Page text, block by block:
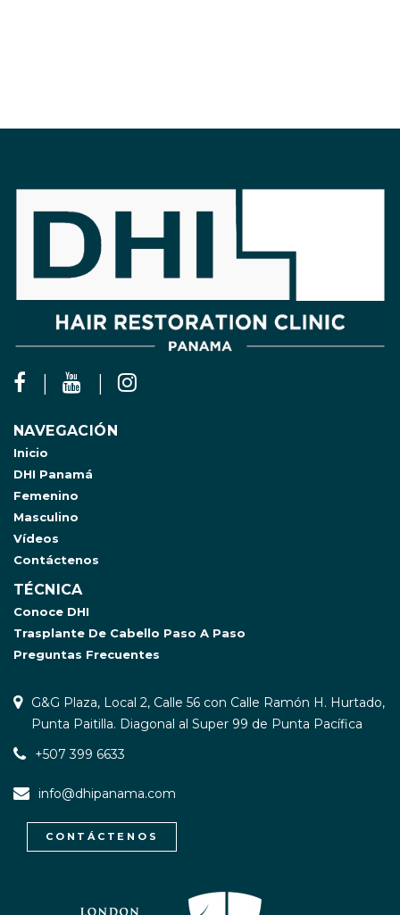
NAVEGACIÓN
Inicio
DHI Panamá
Femenino
Masculino
Vídeos
Contáctenos
TÉCNICA
Conoce DHI
Trasplante De Cabello Paso A Paso
Preguntas Frecuentes
G&G Plaza, Local 2, Calle 56 con Calle Ramón H. Hurtado,
Punta Paitilla. Diagonal al Super 99 de Punta Pacífica
+507 399 6633
info@dhipanama.com
CONTÁCTENOS